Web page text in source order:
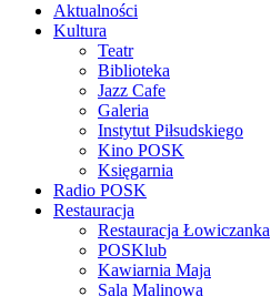
Aktualności
Kultura
Teatr
Biblioteka
Jazz Cafe
Galeria
Instytut Piłsudskiego
Kino POSK
Księgarnia
Radio POSK
Restauracja
Restauracja Łowiczanka
POSKlub
Kawiarnia Maja
Sala Malinowa